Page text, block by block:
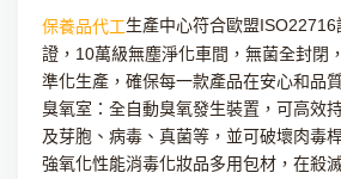
保養品代工生產中心符合歐盟
證，10萬級無塵淨化車間，無菌全封閉
準化生產，確保每一款產品在安心和品
臭氧室：全自動臭氧發生裝置，可高效
及芽胞、病毒、真菌等，並可破壞肉毒
強氧化性能消毒化妝品多用包材，在殺